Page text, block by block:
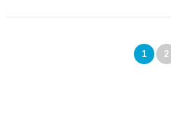
ป่า
1 2